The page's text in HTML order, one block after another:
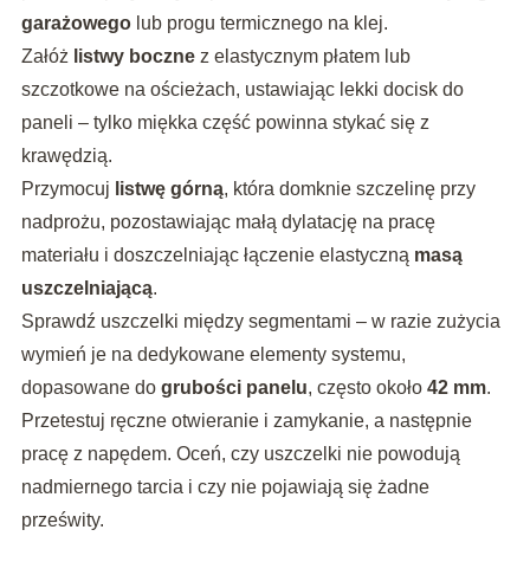
garażowegolub progu termicznego na klej.
Załóż listwy bocznez elastycznym płatem lub
szczotkowe na ościeżach, ustawiając lekki docisk do
paneli – tylko miękka część powinna stykać się z
krawędzią.
Przymocuj listwę górną, która domknie szczelinę przy
nadprożu, pozostawiając małą dylatację na pracę
materiału i doszczelniając łączenie elastyczną masą
uszczelniającą.
Sprawdź uszczelki między segmentami – w razie zużycia
wymień je na dedykowane elementy systemu,
dopasowane do grubości panelu, często około 42 mm.
Przetestuj ręczne otwieranie i zamykanie, a następnie
pracę z napędem. Oceń, czy uszczelki nie powodują
nadmiernego tarcia i czy nie pojawiają się żadne
prześwity.